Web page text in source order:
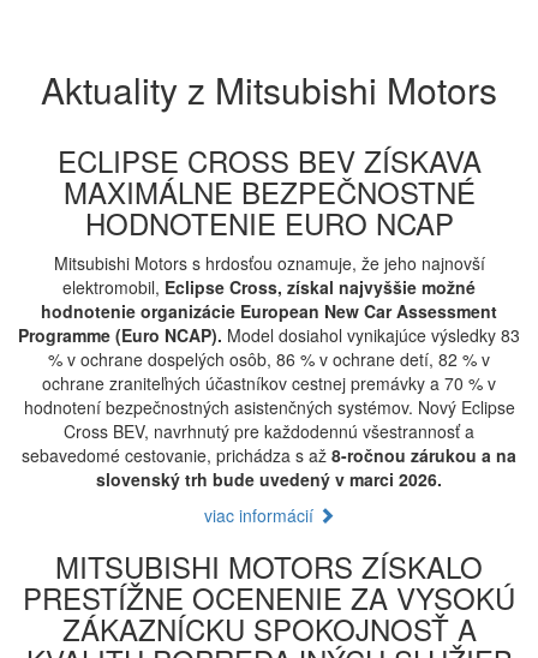
Aktuality z Mitsubishi Motors
ECLIPSE CROSS BEV ZÍSKAVA
MAXIMÁLNE BEZPEČNOSTNÉ
HODNOTENIE EURO NCAP
Mitsubishi Motors s hrdosťou oznamuje, že jeho najnovší
elektromobil, Eclipse Cross, získal najvyššie možné
hodnotenie organizácie European New Car Assessment
Programme (Euro NCAP). Model dosiahol vynikajúce výsledky 83
% v ochrane dospelých osôb, 86 % v ochrane detí, 82 % v
ochrane zraniteľných účastníkov cestnej premávky a 70 % v
hodnotení bezpečnostných asistenčných systémov. Nový Eclipse
Cross BEV, navrhnutý pre každodennú všestrannosť a
sebavedomé cestovanie, prichádza s až 8-ročnou zárukou a na
slovenský trh bude uvedený v marci 2026.
viac informácií
MITSUBISHI MOTORS ZÍSKALO
PRESTÍŽNE OCENENIE ZA VYSOKÚ
ZÁKAZNÍCKU SPOKOJNOSŤ A